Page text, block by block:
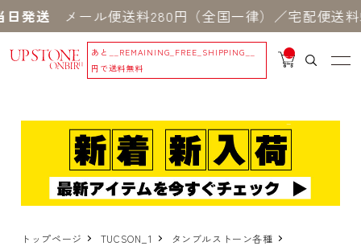
発送メール便送料280円（全国一律）／宅配便送
あと
__REMAINING_FREE_SHIPPING__
円で送料無料
__
IT
_
トップページ TUCSON_1
タンブルストーン各種